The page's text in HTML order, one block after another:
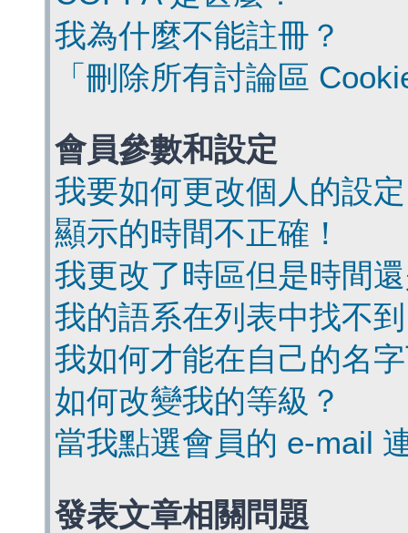
我為什麼不能註冊？
「刪除所有討論區
會員參數和設定
我要如何更改個人的設
顯示的時間不正確！
我更改了時區但是時間
我的語系在列表中找不
我如何才能在自己的名
如何改變我的等級？
當我點選會員的 e-mail
發表文章相關問題